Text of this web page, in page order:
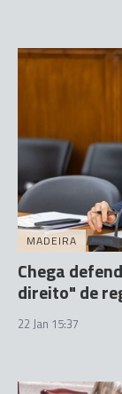
MADEIRA
Chega
direito" de
22 Jan 15:37